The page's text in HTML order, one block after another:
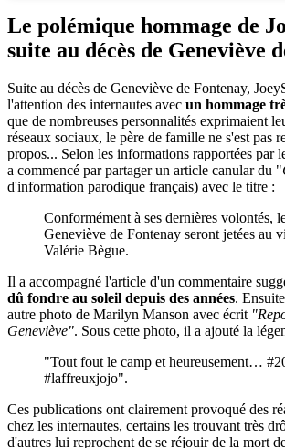
Le polémique hommage de
suite au décès de Geneviève
Suite au décès de Geneviève de Fontenay,
l'attention des internautes avec un hommage
que de nombreuses personnalités exprimaient
réseaux sociaux, le père de famille ne s'est pas
propos... Selon les informations rapportées par
a commencé par partager un article canular du "
d'information parodique français) avec le titre :
Conformément à ses dernières volontés,
Geneviève de Fontenay seront jetées au
Valérie Bègue.
Il a accompagné l'article d'un commentaire
dû fondre au soleil depuis des années.
autre photo de Marilyn Manson avec écrit
Geneviève". Sous cette photo, il a ajouté la
"Tout fout le camp et heureusement…
#laffreuxjojo".
Ces publications ont clairement provoqué des
chez les internautes, certains les trouvant très
d'autres lui reprochent de se réjouir de la mort